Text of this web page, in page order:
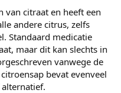
van citraat en heeft een
andere citrus, zelfs
Standaard medicatie
maar dit kan slechts in
vanwege de
bevat evenveel